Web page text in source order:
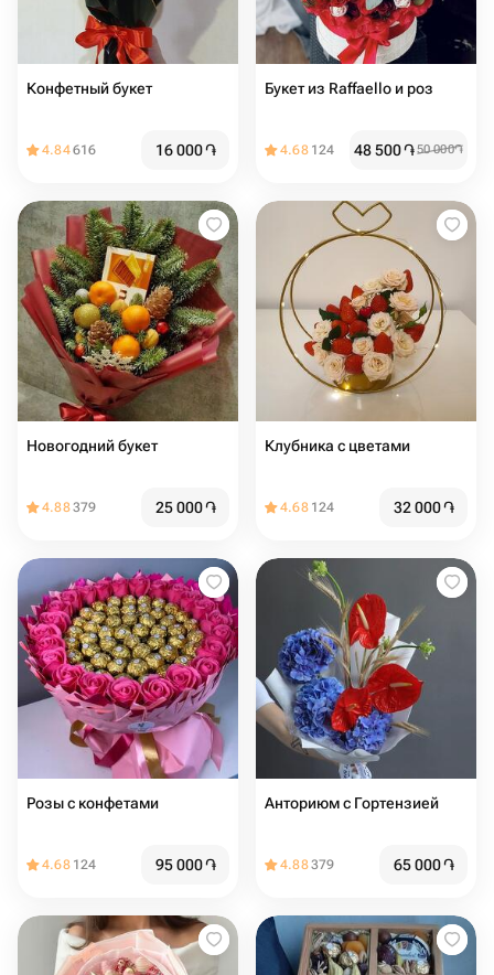
Конфетный букет
4.84616 16 000֏
Букет из Raffaello и роз
4.68 124 48 500֏50 000֏
Новогодний букет
4.88379 25 000֏
Клубника с цветами
4.68 124 32 000֏
Розы с конфетами
4.68 124 95 000֏
Анториюм с Гортензией
4.88379 65 000֏